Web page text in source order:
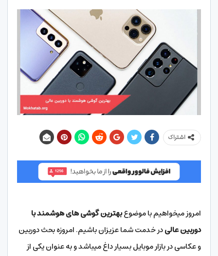
اشتراک
امروز میخواهیم با موضوعبهترین گوشی های هوشمند با
دوربین عالیدر خدمت شما عزیزان باشیم. امروزه بحث دوربین
و عکاسی در بازار موبایل بسیار داغ میباشد و به عنوان یکی از